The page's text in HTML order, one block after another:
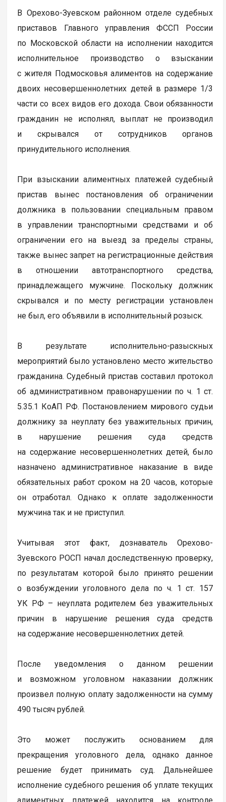
В Орехово-Зуевском районном отделе судебных
приставов Главного управления ФССП России
по Московской области на исполнении находится
исполнительное производство о взыскании
с жителя Подмосковья алиментов на содержание
двоих несовершеннолетних детей в размере 1/3
части со всех видов его дохода. Свои обязанности
гражданин не исполнял, выплат не производил
и скрывался от сотрудников органов
принудительного исполнения.
При взыскании алиментных платежей судебный
пристав вынес постановления об ограничении
должника в пользовании специальным правом
в управлении транспортными средствами и об
ограничении его на выезд за пределы страны,
также вынес запрет на регистрационные действия
в отношении автотранспортного средства,
принадлежащего мужчине. Поскольку должник
скрывался и по месту регистрации установлен
не был, его объявили в исполнительный розыск.
В результате исполнительно-разыскных
мероприятий было установлено место жительство
гражданина. Судебный пристав составил протокол
об административном правонарушении по ч. 1 ст.
5.35.1 КоАП РФ. Постановлением мирового судьи
должнику за неуплату без уважительных причин,
в нарушение решения суда средств
на содержание несовершеннолетних детей, было
назначено административное наказание в виде
обязательных работ сроком на 20 часов, которые
он отработал. Однако к оплате задолженности
мужчина так и не приступил.
Учитывая этот факт, дознаватель Орехово-
Зуевского РОСП начал доследственную проверку,
по результатам которой было принято решении
о возбуждении уголовного дела по ч. 1 ст. 157
УК РФ – неуплата родителем без уважительных
причин в нарушение решения суда средств
на содержание несовершеннолетних детей.
После уведомления о данном решении
и возможном уголовном наказании должник
произвел полную оплату задолженности на сумму
490 тысяч рублей.
Это может послужить основанием для
прекращения уголовного дела, однако данное
решение будет принимать суд. Дальнейшее
исполнение судебного решения об уплате текущих